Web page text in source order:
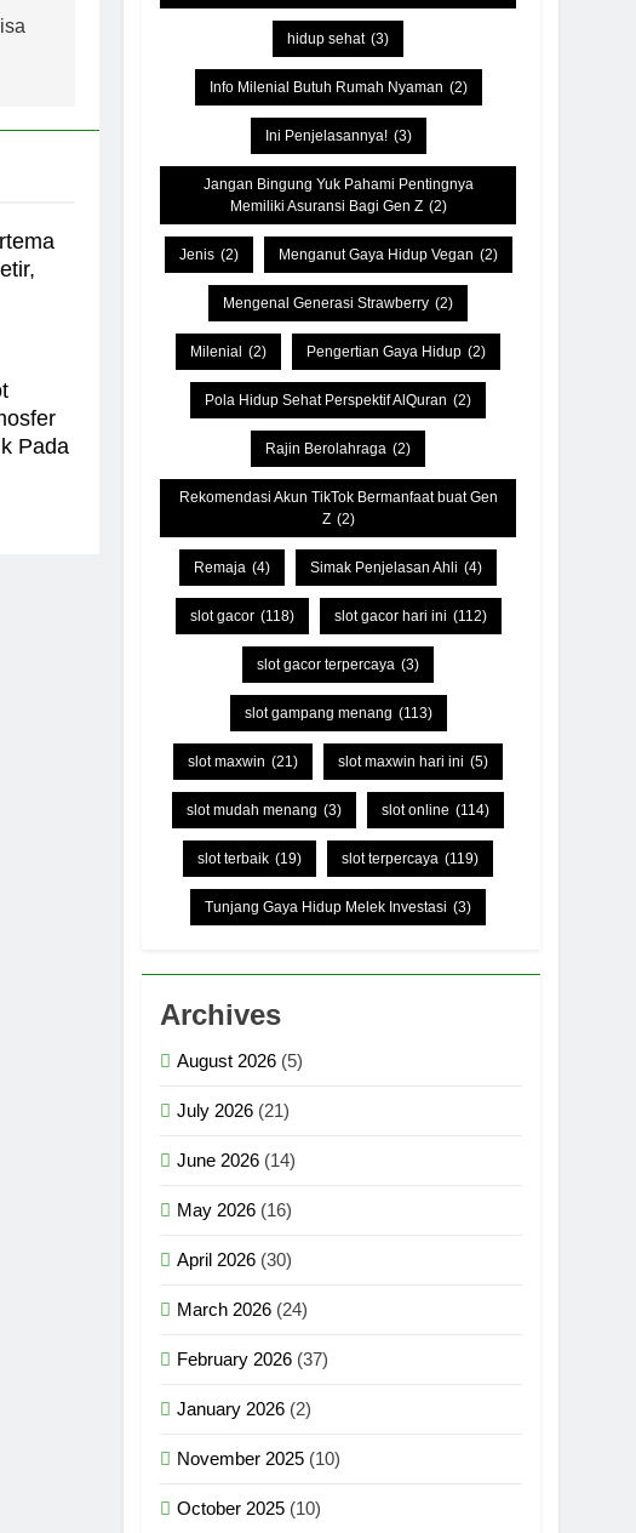
Pada
hidup sehat (3)
Info Milenial Butuh Rumah Nyaman (2)
Ini Penjelasannya! (3)
Jangan Bingung Yuk Pahami Pentingnya
Memiliki Asuransi Bagi Gen Z (2)
Jenis (2) Menganut Gaya Hidup Vegan (2)
Mengenal Generasi Strawberry (2)
Milenial (2) Pengertian Gaya Hidup (2)
Pola Hidup Sehat Perspektif AlQuran (2)
Rajin Berolahraga (2)
Rekomendasi Akun TikTok Bermanfaat buat Gen
Z (2)
Remaja (4) Simak Penjelasan Ahli (4)
slot gacor (118) slot gacor hari ini (112)
slot gacor terpercaya (3)
slot gampang menang (113)
slot maxwin (21) slot maxwin hari ini (5)
slot mudah menang (3) slot online (114)
slot terbaik (19) slot terpercaya (119)
Tunjang Gaya Hidup Melek Investasi (3)
Archives
August 2026 (5)
July 2026 (21)
June 2026 (14)
May 2026 (16)
April 2026 (30)
March 2026 (24)
February 2026 (37)
January 2026 (2)
November 2025 (10)
October 2025 (10)